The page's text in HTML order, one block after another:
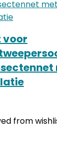
voor
from